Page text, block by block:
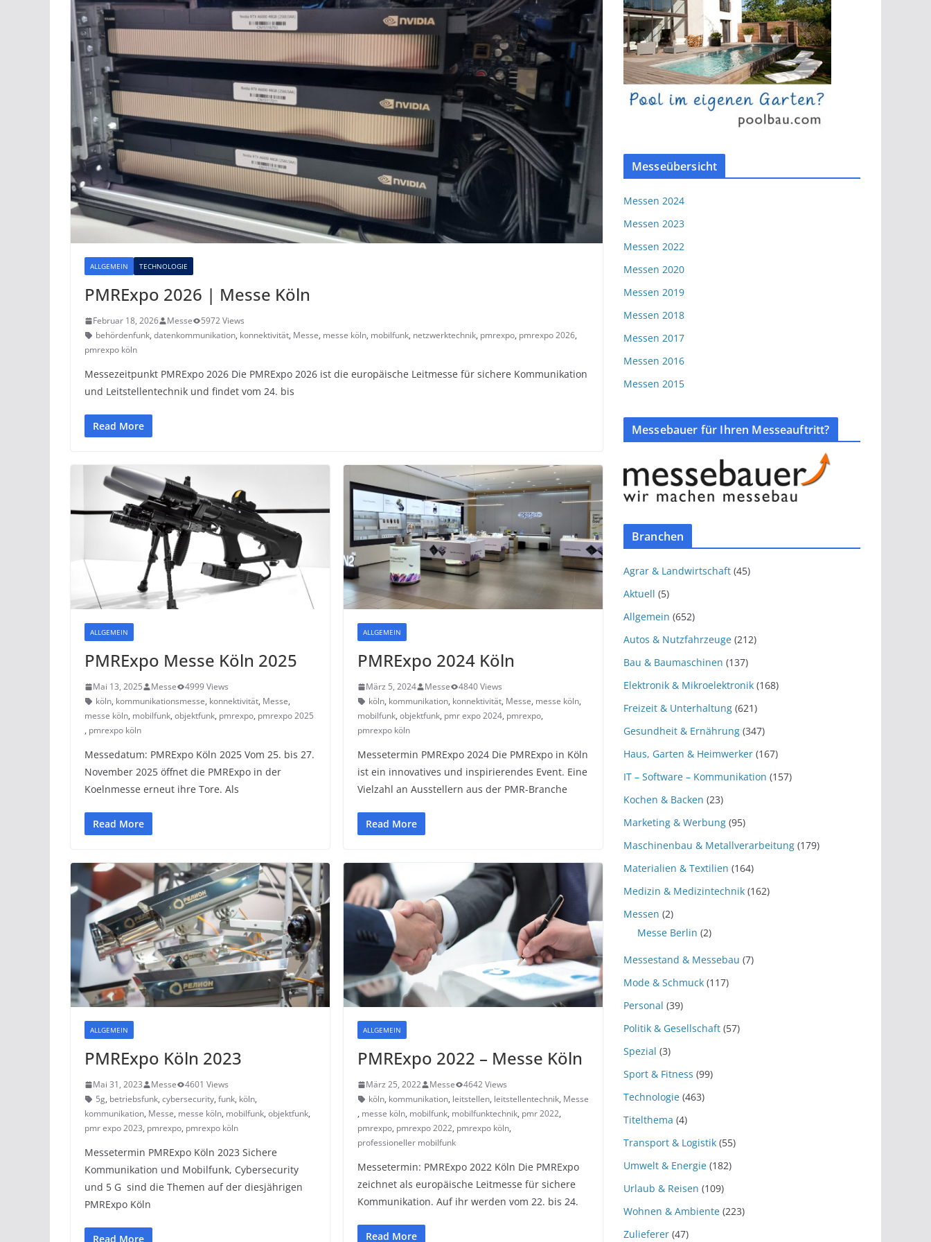
ALLGEMEIN TECHNOLOGIE
PMRExpo 2026 | Messe Köln
Februar 18, 2026 Messe
5972 Views
behördenfunk, datenkommunikation, konnektivität, Messe, messe köln, mobilfunk, netzwerktechnik, pmrexpo, pmrexpo 2026,
pmrexpo köln
Messezeitpunkt PMRExpo 2026 Die PMRExpo 2026 ist die europäische Leitmesse für sichere Kommunikation
und Leitstellentechnik und findet vom 24. bis
Read More
ALLGEMEIN
PMRExpo Messe Köln 2025
Mai 13, 2025 Messe
4999 Views
köln, kommunikationsmesse, konnektivität, Messe,
messe köln, mobilfunk, objektfunk, pmrexpo, pmrexpo 2025
, pmrexpo köln
Messedatum: PMRExpo Köln 2025 Vom 25. bis 27.
November 2025 öffnet die PMRExpo in der
Koelnmesse erneut ihre Tore. Als
Read More
ALLGEMEIN
PMRExpo 2024 Köln
März 5, 2024 Messe
4840 Views
köln, kommunikation, konnektivität, Messe, messe köln,
mobilfunk, objektfunk, pmr expo 2024, pmrexpo,
pmrexpo köln
Messetermin PMRExpo 2024 Die PMRExpo in Köln
ist ein innovatives und inspirierendes Event. Eine
Vielzahl an Ausstellern aus der PMR-Branche
Read More
ALLGEMEIN
PMRExpo Köln 2023
Mai 31, 2023 Messe
4601 Views
5g, betriebsfunk, cybersecurity, funk, köln,
kommunikation, Messe, messe köln, mobilfunk, objektfunk,
pmr expo 2023, pmrexpo, pmrexpo köln
Messetermin PMRExpo Köln 2023 Sichere
Kommunikation und Mobilfunk, Cybersecurity
und 5 G sind die Themen auf der diesjährigen
PMRExpo Köln
Read More
ALLGEMEIN
PMRExpo 2022 – Messe Köln
März 25, 2022 Messe
4642 Views
köln, kommunikation, leitstellen, leitstellentechnik, Messe
, messe köln, mobilfunk, mobilfunktechnik, pmr 2022,
pmrexpo, pmrexpo 2022, pmrexpo köln,
professioneller mobilfunk
Messetermin: PMRExpo 2022 Köln Die PMRExpo
zeichnet als europäische Leitmesse für sichere
Kommunikation. Auf ihr werden vom 22. bis 24.
Read More
Messeübersicht
Messen 2024
Messen 2023
Messen 2022
Messen 2020
Messen 2019
Messen 2018
Messen 2017
Messen 2016
Messen 2015
Messebauer für Ihren Messeauftritt?
Branchen
Agrar & Landwirtschaft (45)
Aktuell (5)
Allgemein (652)
Autos & Nutzfahrzeuge (212)
Bau & Baumaschinen (137)
Elektronik & Mikroelektronik (168)
Freizeit & Unterhaltung (621)
Gesundheit & Ernährung (347)
Haus, Garten & Heimwerker (167)
IT – Software – Kommunikation (157)
Kochen & Backen (23)
Marketing & Werbung (95)
Maschinenbau & Metallverarbeitung (179)
Materialien & Textilien (164)
Medizin & Medizintechnik (162)
Messen (2)
Messe Berlin (2)
Messestand & Messebau (7)
Mode & Schmuck (117)
Personal (39)
Politik & Gesellschaft (57)
Spezial (3)
Sport & Fitness (99)
Technologie (463)
Titelthema (4)
Transport & Logistik (55)
Umwelt & Energie (182)
Urlaub & Reisen (109)
Wohnen & Ambiente (223)
Zulieferer (47)